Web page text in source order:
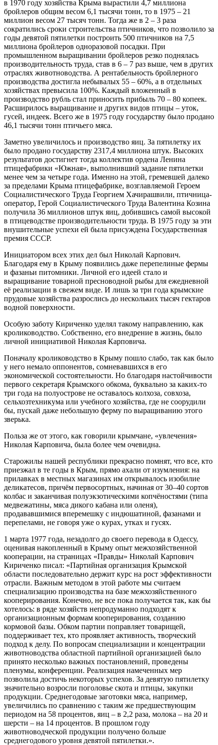
в 1970 году хозяйства Крыма вырастили 4,7 миллиона
бройлеров общим весом 6,1 тысячи тонн, то в 1975 – 21
миллион весом 27 тысяч тонн. Тогда же в 2 – 3 раза
сократились сроки строительства птичников, что позволило за
годы девятой пятилетки построить 500 птичников на 7,5
миллиона бройлеров одноразовой посадки. При
промышленном выращивании бройлеров резко поднялась
производительность труда, став в 6 – 7 раз выше, чем в других
отраслях животноводства. А рентабельность бройлерного
производства достигла небывалых 55 – 60%, а в отдельных
хозяйствах превысила 100%. Каждый вложенный в
производство рубль стал приносить прибыль 70 – 80 копеек.
Расширилось выращивание и других видов птицы – уток,
гусей, индеек. Всего же в 1975 году государству было продано
46,1 тысячи тонн птичьего мяса.
Заметно увеличилось и производство яиц. За пятилетку их
было продано государству 2317,4 миллиона штук. Высоких
результатов достигнет тогда коллектив ордена Ленина
птицефабрики «Южная», выполнивший задание пятилетки
менее чем за четыре года. Именно на этой, гремевшей далеко
за пределами Крыма птицефабрике, возглавляемой Героем
Социалистического Труда Георгием Хачирашвили, птичница-
оператор, Герой Социалистического Труда Валентина Козина
получила 36 миллионов штук яиц, добившись самой высокой
в птицеводстве производительности труда. В 1975 году за эти
внушительные успехи ей была присуждена Государственная
премия СССР.
Инициатором всех этих дел был Николай Карпович.
Благодаря ему в Крыму появились даже перепелиные фермы
и фазаньи питомники. Личной его идеей стало и
выращивание товарной пресноводной рыбы для ежедневной
её реализации в свежем виде. И лишь за три года крымские
прудовые хозяйства разрослись до нескольких тысяч гектаров
водной поверхности.
Особую заботу Кириченко уделял такому направлению, как
кролиководство. Собственно, его внедрение в жизнь, было
личной инициативой Николая Карповича.
Поначалу кролиководство в Крыму пошло слабо, так как было
у него немало оппонентов, сомневавшихся в его
экономической состоятельности. Но благодаря настойчивости
первого секретаря Крымского обкома, буквально за каких-то
три года на полуострове не оставалось колхоза, совхоза,
сельхозтехникума или учебного хозяйства, где не соорудили
бы, пускай даже небольшую ферму по выращиванию этого
зверька.
Польза же от этого, как говорили крымчане, «увлечения»
Николая Карповича, была более чем очевидна.
Старожилы нашей республики прекрасно помнят, что все, кто
приезжал в те годы в Крым, прямо ахали от изумления: на
прилавках в местных магазинах им открывалось изобилие
деликатесов, причём первосортных, начиная от 30–40 сортов
колбас и заканчивая полуэкзотическими копчёностями (типа
медвежатины, мяса дикого кабана или оленя),
продававшимися вперемешку с индюшатиной, фазанами и
перепелами, не говоря уже о курах, утках и гусях.
1 марта 1977 года, незадолго до своего перевода в Одессу,
оценивая накопленный в Крыму опыт межхозяйственной
кооперации, на страницах «Правды» Николай Карпович
Кириченко писал: «Партийная организация Крымской
области последовательно держит курс на рост эффективности
отрасли. Важным методом в этой работе мы считаем
специализацию производства на базе межхозяйственного
кооперирования. Конечно, не все пока получается так, как бы
хотелось: в ряде хозяйств непродуманно подходят к
организационным формам кооперирования, созданию
кормовой базы. Обком партии поправляет товарищей,
поддерживает тех, кто проявляет активность, творческий
подход к делу. По вопросам специализации и концентрации
животноводства областной партийной организацией было
принято несколько важных постановлений, проведены
пленумы, конференции. Реализация намеченных мер
позволила достичь некоторых успехов. За девятую пятилетку
значительно возросли поголовье скота и птицы, закупки
продукции. Среднегодовые заготовки мяса, например,
увеличились по сравнению с таким же предшествующим
периодом на 58 процентов, яиц – в 2,2 раза, молока – на 20 и
шерсти – на 14 процентов. В прошлом году
животноводческой продукции получено больше
среднегодового уровня девятой пятилетки.».